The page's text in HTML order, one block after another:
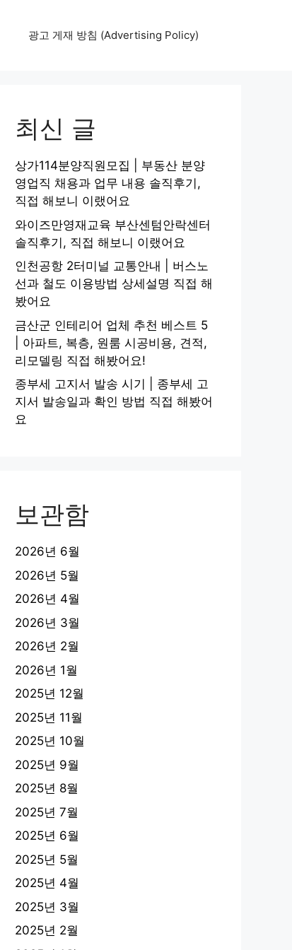
광고 게재 방침 (Advertising Policy)
최신 글
상가114분양직원모집 | 부동산 분양
영업직 채용과 업무 내용 솔직후기,
직접 해보니 이랬어요
와이즈만영재교육 부산센텀안락센터
솔직후기, 직접 해보니 이랬어요
인천공항 2터미널 교통안내 | 버스노
선과 철도 이용방법 상세설명 직접 해
봤어요
금산군 인테리어 업체 추천 베스트 5
| 아파트, 복층, 원룸 시공비용, 견적,
리모델링 직접 해봤어요!
종부세 고지서 발송 시기 | 종부세 고
지서 발송일과 확인 방법 직접 해봤어
요
보관함
2026년 6월
2026년 5월
2026년 4월
2026년 3월
2026년 2월
2026년 1월
2025년 12월
2025년 11월
2025년 10월
2025년 9월
2025년 8월
2025년 7월
2025년 6월
2025년 5월
2025년 4월
2025년 3월
2025년 2월